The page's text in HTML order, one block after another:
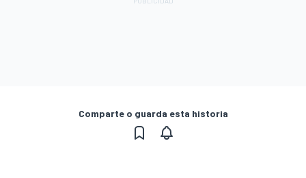
Comparte o guarda esta historia